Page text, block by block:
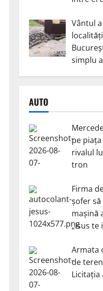
Vântul
simplu
AUTO
pe piața
rivalul
tron
Firma
șofer să
mașină
„Isus te
Armata
de
Licitația